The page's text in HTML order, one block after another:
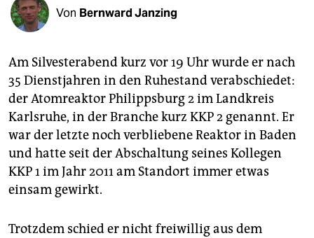
shop
fragen & hilfe
unterstützen
abo
genossenschaft
epaper login
Von Bernward Janzing
Am Silvesterabend kurz vor 19 Uhr wurde er nach
35 Dienstjahren in den Ruhestand verabschiedet:
der Atomreaktor Philippsburg 2 im Landkreis
Karlsruhe, in der Branche kurz KKP 2 genannt. Er
war der letzte noch verbliebene Reaktor in Baden
und hatte seit der Abschaltung seines Kollegen
KKP 1 im Jahr 2011 am Standort immer etwas
einsam gewirkt.
Trotzdem schied er nicht freiwillig aus dem